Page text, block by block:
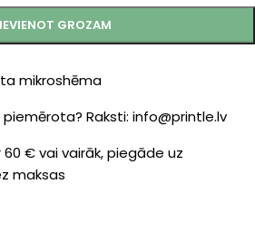
GROZAM
mikroshēma
piemērota? Raksti: info@printle.lv
€ vai vairāk, piegāde uz
maksas